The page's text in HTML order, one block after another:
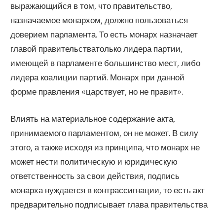
выражающийся в том, что правительство,
назначаемое монархом, должно пользоваться
доверием парламента. То есть монарх назначает
главой правительстватолько лидера партии,
имеющей в парламенте большинство мест, либо
лидера коалиции партий. Монарх при данной
форме правления «царствует, но не правит».
Влиять на материальное содержание акта,
принимаемого парламентом, он не может. В силу
этого, а также исходя из принципа, что монарх не
может нести политическую и юридическую
ответственность за свои действия, подпись
монарха нуждается в контрассигнации, то есть акт
предварительно подписывает глава правительства